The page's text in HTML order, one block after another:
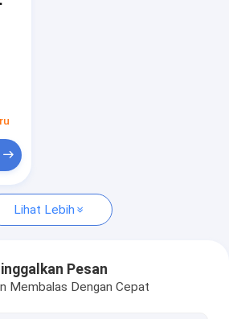
Berkecepatan Tinggi
Digital
Lihat Lebih
Pesan
Membalas Dengan Cepat